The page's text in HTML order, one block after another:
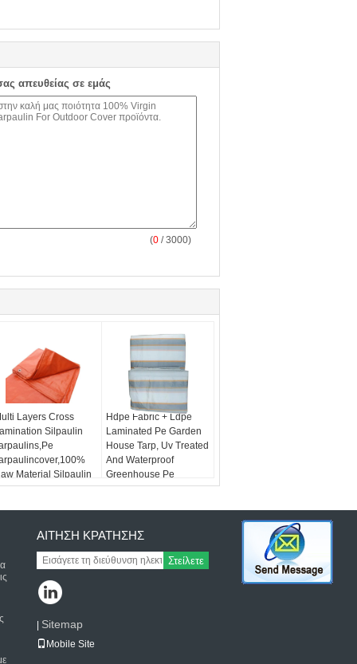
απευθείας σε εμάς
(0 / 3000)
Layers Cross
Silpaulin
Material Silpaulin
Hdpe Fabric + Ldpe
Laminated Pe Garden
House Tarp, Uv Treated
And Waterproof
Greenhouse Pe
Tarpaulin
ΑΊΤΗΣΗ ΚΡΆΤΗΣΗΣ
Στείλετε
Sitemap
Mobile Site